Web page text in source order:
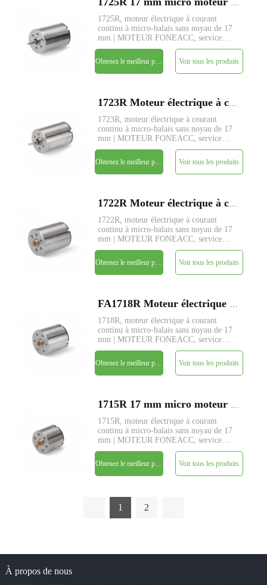
1725R, moteur électrique à courant
continu à micro-balais sans noyau de 17
mm | MOTEUR FONEACC, service
personnalisé de paramètres disponible.
Voir tous les produits
1723R, moteur électrique à courant
continu à micro-balais sans noyau de 17
mm | MOTEUR FONEACC, service
personnalisé de paramètres disponible.
Voir tous les produits
1722R, moteur électrique à courant
continu à micro-balais sans noyau de 17
mm | MOTEUR FONEACC, service
personnalisé de paramètres disponible.
Voir tous les produits
1718R, moteur électrique à courant
continu à micro-balais sans noyau de 17
mm | MOTEUR FONEACC, service
personnalisé de paramètres disponible.
Voir tous les produits
1715R, moteur électrique à courant
continu à micro-balais sans noyau de 17
mm | MOTEUR FONEACC, service
personnalisé de paramètres disponible.
Voir tous les produits
1 2
À propos de nous